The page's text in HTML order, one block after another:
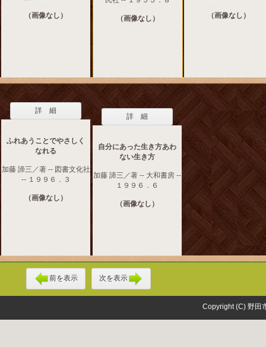
（画像なし） （画像なし） （画像なし）
詳 細
ふれあうことでやさしく
なれる
加藤 諦三／著 -- 図書文化社
-- １９９６．３
（画像なし）
詳 細
自分にあった生き方あわ
ない生き方
加藤 諦三／著 -- 大和書房 --
１９９６．６
（画像なし）
前を表示 次を表示
Copyright (C) 野田